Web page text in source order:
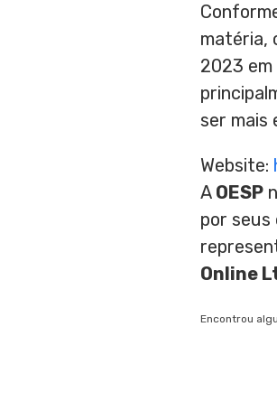
matéria,
2023
ser mais
Website:
A OESP
por seus
Online
Encontrou